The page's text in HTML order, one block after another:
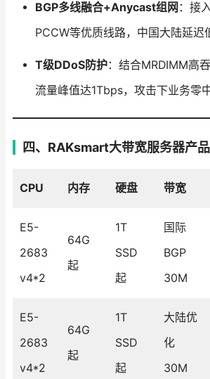
BGP多线融合+Anycast组网 ：接
PCCW等优质线路，中国大陆延迟
T级DDoS防护：结合MRDIMM高
流量峰值达1Tbps，攻击下业务零中
四、RAKsmart大带宽服务器产
CPU 内存 硬盘 带宽
E5-
2683
v4*2
64G
起
1T
SSD
起
国际
BGP
30M
E5-
2683
v4*2
64G
起
1T
SSD
起
大陆优
化
30M